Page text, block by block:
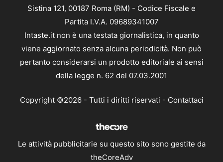
Sistina 121, 00187 Roma (RM) - Codice Fiscale e
Partita I.V.A. 09689341007
Intaste.it non è una testata giornalistica, in quanto
viene aggiornato senza alcuna periodicità. Non può
pertanto considerarsi un prodotto editoriale ai sensi
della legge n. 62 del 07.03.2001
Copyright ©2026 - Tutti i diritti riservati - Contattaci
Le attività pubblicitarie su questo sito sono gestite da
theCoreAdv